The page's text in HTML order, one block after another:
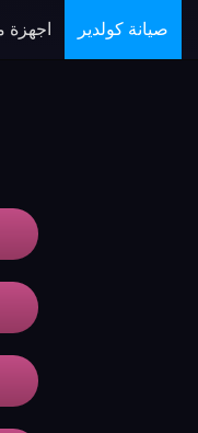
صيانة كولدير اجهزة